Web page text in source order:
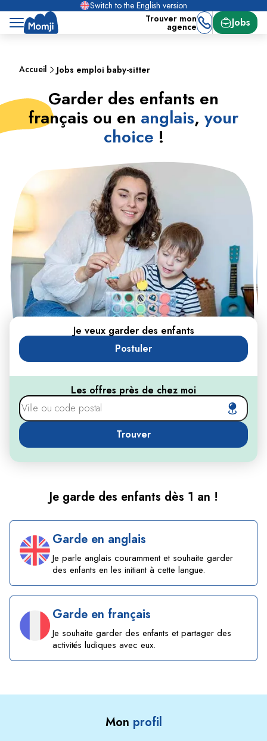
Switch to the English version
Trouver mon
agence Jobs
Accueil Jobs emploi baby-sitter
Garder des enfants en
français ou en anglais, your
choice !
Je veux garder des enfants
Postuler
Les offres près de chez moi
Trouver
Je garde des enfants dès 1 an !
Garde en anglais
Je parle anglais couramment et souhaite garder
des enfants en les initiant à cette langue.
Garde en français
Je souhaite garder des enfants et partager des
activités ludiques avec eux.
Mon profil